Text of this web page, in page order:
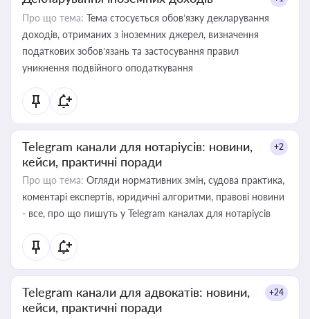
Про що тема: Тема стосується обов’язку декларування
доходів, отриманих з іноземних джерел, визначення
податкових зобов’язань та застосування правил
уникнення подвійного оподаткування
Telegram канали для нотаріусів: новини,
кейси, практичні поради
+2
Про що тема: Огляди нормативних змін, судова практика,
коментарі експертів, юридичні алгоритми, правові новини
- все, про що пишуть у Telegram каналах для нотаріусів
Telegram канали для адвокатів: новини,
кейси, практичні поради
+24